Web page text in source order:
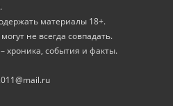
материалы 18+.
не всегда совпадать.
хроника, события и факты.